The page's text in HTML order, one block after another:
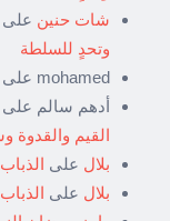
شات حنين على
وتحدٍ للسلطة
mohamed على
أدهم سالم على
القيم والقدوة
بلال على
بلال على